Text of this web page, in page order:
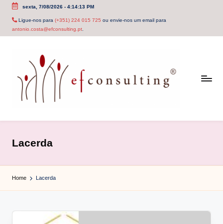
Skip
sexta, 7/08/2026- 4:14:13 PM
Ligue-nos para (+351) 224 015 725 ou envie-nos um email para
antonio.costa@efconsulting.pt.
c
o
n
u
Lacerda
Home Lacerda